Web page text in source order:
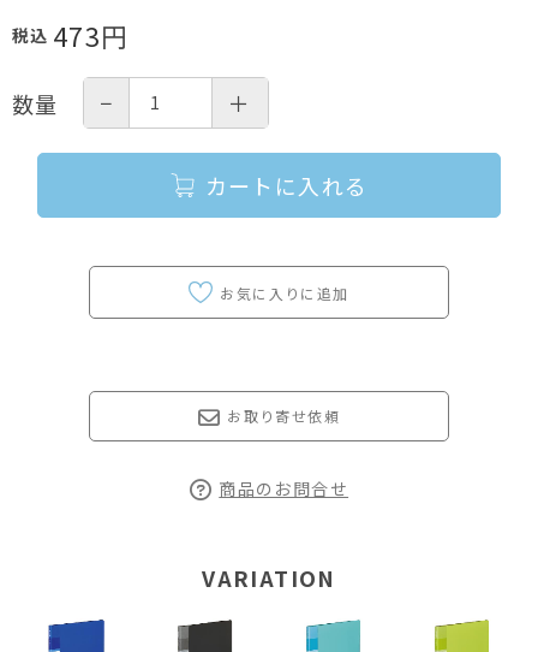
税込 473円
数量 − ＋
カートに入れる
お取り寄せ依頼
商品のお問合せ
VARIATION